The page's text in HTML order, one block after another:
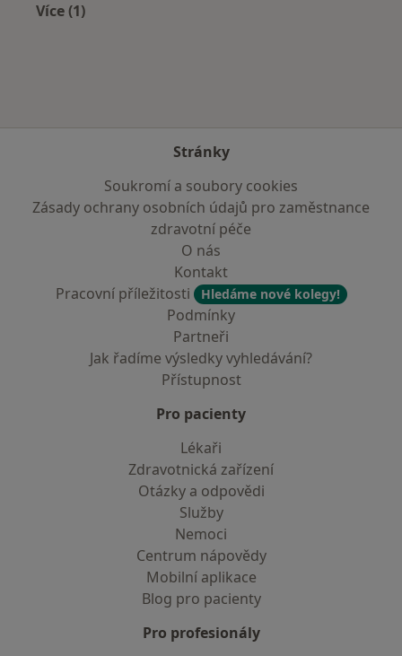
Více (1)
Stránky
Soukromí a soubory cookies
Zásady ochrany osobních údajů pro zaměstnance
zdravotní péče
O nás
Kontakt
Pracovní příležitosti
Hledáme nové kolegy!
Podmínky
Partneři
Jak řadíme výsledky vyhledávání?
Přístupnost
Pro pacienty
Lékaři
Zdravotnická zařízení
Otázky a odpovědi
Služby
Nemoci
Centrum nápovědy
Mobilní aplikace
Blog pro pacienty
Pro profesionály